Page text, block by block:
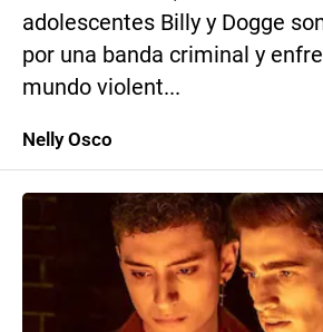
adolescentes Billy y Dogge
por una banda criminal y
mundo violent...
Nelly Osco